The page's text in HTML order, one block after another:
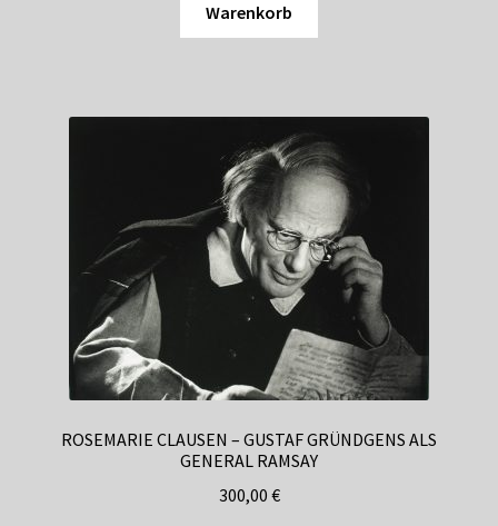
Warenkorb
ROSEMARIE CLAUSEN – GUSTAF GRÜNDGENS ALS
GENERAL RAMSAY
300,00 €